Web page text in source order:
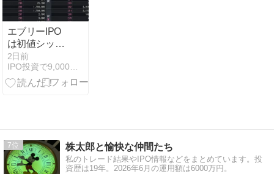
エブリーIPO
は初値シッカ
リもセカンダ
リーは冴え
ず！
2日前
IPO投資で9,000万円！IPOで勝つ株式投資
7 株太郎と愉快な仲間たち
私のトレード結果やIPO情報などをまとめています。投
資歴は19年。2026年6月の運用額は6000万円。